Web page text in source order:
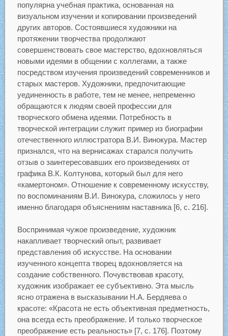
популярна учебная практика, основанная на
визуальном изучении и копировании произведений
других авторов. Состоявшиеся художники на
протяжении творчества продолжают
совершенствовать свое мастерство, вдохновляться
новыми идеями в общении с коллегами, а также
посредством изучения произведений современников и
старых мастеров. Художники, предпочитающие
уединенность в работе, тем не менее, непременно
обращаются к людям своей профессии для
творческого обмена идеями. Потребность в
творческой интеграции служит пример из биографии
отечественного иллюстратора В.И. Винокура. Мастер
признался, что на вернисажах старался получить
отзыв о заинтересовавших его произведениях от
графика В.К. Колтунова, который был для него
«камертоном». Отношение к современному искусству,
по воспоминаниям В.И. Винокура, сложилось у него
именно благодаря объяснениям наставника [6, с. 216].
Воспринимая чужое произведение, художник
накапливает творческий опыт, развивает
представления об искусстве. На основании
изученного концепта творец вдохновляется на
создание собственного. Почувствовав красоту,
художник изображает ее субъективно. Эта мысль
ясно отражена в высказывании Н.А. Бердяева о
красоте: «Красота не есть объективная предметность,
она всегда есть преображение. И только творческое
преображение есть реальность» [7, с. 176]. Поэтому